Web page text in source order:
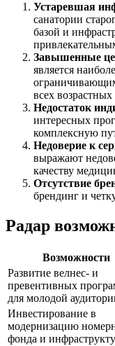
Устаревшая
санатории
базой и
Завышенные
является
всех
Недостаток
интересных
комплексную
Недоверие к
выражают
качеству
Отсутствие
брендинг и
Радар
Возможности
Развитие велнес- и
превентивных
для молодой
Инвестирование в
модернизацию
фонда и